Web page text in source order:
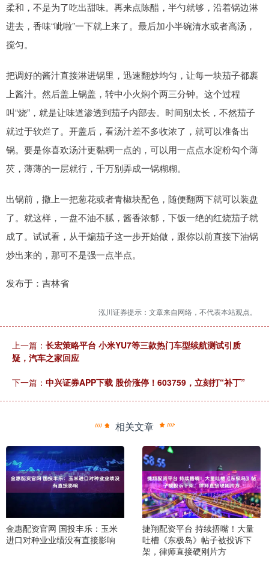
柔和，不是为了吃出甜味。再来点陈醋，半勺就够，沿着锅边淋
进去，香味“呲啦”一下就上来了。最后加小半碗清水或者高汤，
搅匀。
把调好的酱汁直接淋进锅里，迅速翻炒均匀，让每一块茄子都裹
上酱汁。然后盖上锅盖，转中小火焖个两三分钟。这个过程
叫“烧”，就是让味道渗透到茄子内部去。时间别太长，不然茄子
就过于软烂了。开盖后，看汤汁差不多收浓了，就可以准备出
锅。要是你喜欢汤汁更黏稠一点的，可以用一点点水淀粉勾个薄
芡，薄薄的一层就行，千万别弄成一锅糊糊。
出锅前，撒上一把葱花或者青椒块配色，随便翻两下就可以装盘
了。就这样，一盘不油不腻，酱香浓郁，下饭一绝的红烧茄子就
成了。试试看，从干煸茄子这一步开始做，跟你以前直接下油锅
炒出来的，那可不是强一点半点。
发布于：吉林省
泓川证券提示：文章来自网络，不代表本站观点。
上一篇： 长宏策略平台 小米YU7等三款热门车型续航测试引质
疑，汽车之家回应
下一篇： 中兴证券APP下载 股价涨停！603759，立刻打“补丁”
相关文章
金惠配资官网 国投丰乐：玉米
进口对种业业绩没有直接影响
捷翔配资平台 持续捂嘴！大量
吐槽《东极岛》帖子被投诉下
架，律师直接硬刚片方